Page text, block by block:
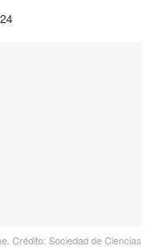
Crédito: Sociedad de Ciencias